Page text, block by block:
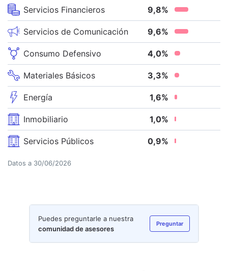
Servicios Financieros 9,8%
Servicios de Comunicación 9,6%
Consumo Defensivo 4,0%
Materiales Básicos 3,3%
Energía 1,6%
Inmobiliario 1,0%
Servicios Públicos 0,9%
Datos a 30/06/2026
Puedes preguntarle a nuestra
comunidad de asesores
Preguntar